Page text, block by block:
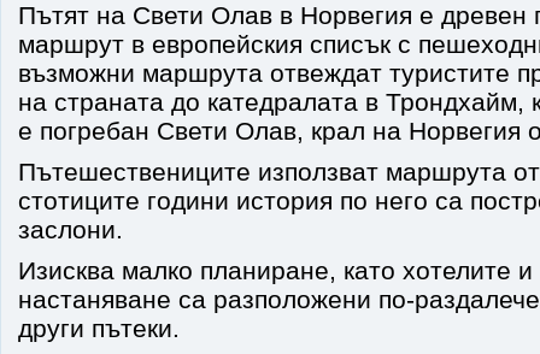
Пътят на Свети Олав в Норвегия е древен
маршрут в европейския списък с
възможни маршрута отвеждат туристите
на страната до катедралата в Трондхайм,
е погребан Свети Олав, крал на Норвегия
Пътешествениците използват маршрута от
стотиците години история по него са
заслони.
Изисква малко планиране, като хотелите
настаняване са разположени по-
други пътеки.